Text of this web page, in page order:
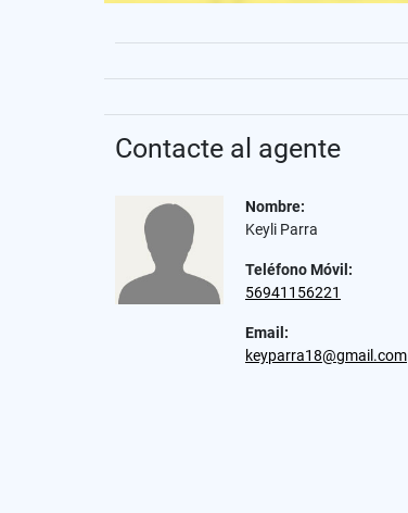
Contacte al agente
Nombre:
Keyli Parra
Teléfono Móvil:
56941156221
Email:
keyparra18@gmail.com